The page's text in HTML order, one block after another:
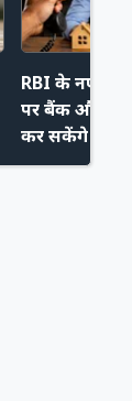
RBI के नए
पर बैंक और
कर सकेंगे
अपने नए